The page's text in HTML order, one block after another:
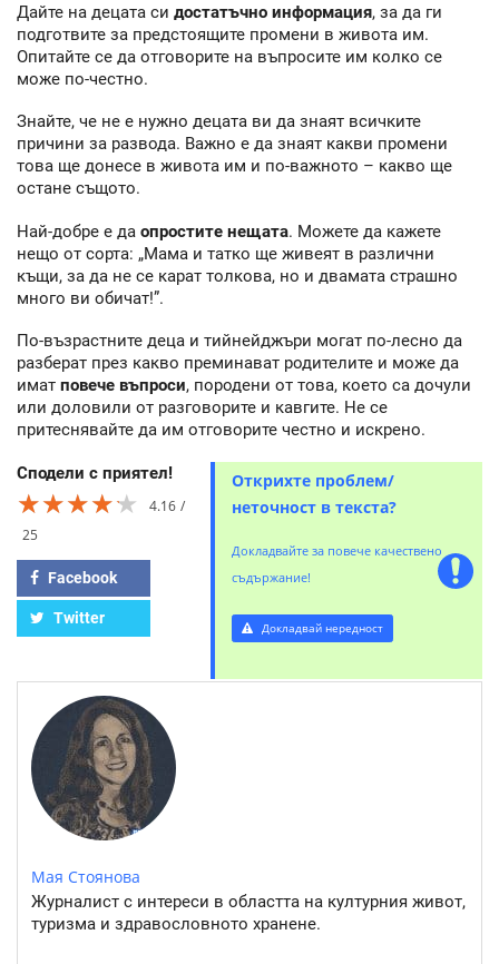
Дайте на децата си достатъчно информация, за да ги
подготвите за предстоящите промени в живота им.
Опитайте се да отговорите на въпросите им колко се
може по-честно.
Знайте, че не е нужно децата ви да знаят всичките
причини за развода. Важно е да знаят какви промени
това ще донесе в живота им и по-важното – какво ще
остане същото.
Най-добре е да опростите нещата. Можете да кажете
нещо от сорта: „Мама и татко ще живеят в различни
къщи, за да не се карат толкова, но и двамата страшно
много ви обичат!”.
По-възрастните деца и тийнейджъри могат по-лесно да
разберат през какво преминават родителите и може да
имат повече въпроси, породени от това, което са дочули
или доловили от разговорите и кавгите. Не се
притеснявайте да им отговорите честно и искрено.
Сподели с приятел!
★★★★★
★★★★★
★★★★★
4.16
25
Facebook
Twitter
Открихте проблем/
неточност в текста?
Докладвайте за повече качествено
съдържание!
Докладвай нередност
Мая Стоянова
Журналист с интереси в областта на културния живот,
туризма и здравословното хранене.